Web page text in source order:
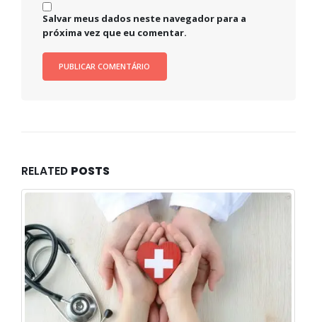
Salvar meus dados neste navegador para a
próxima vez que eu comentar.
RELATED POSTS